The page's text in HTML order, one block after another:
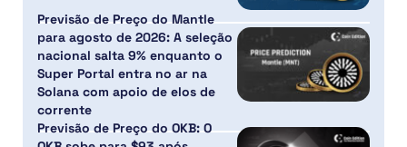
Previsão de Preço do Mantle
para agosto de 2026: A seleção
nacional salta 9% enquanto o
Super Portal entra no ar na
Solana com apoio de elos de
corrente
Previsão de Preço do OKB: O